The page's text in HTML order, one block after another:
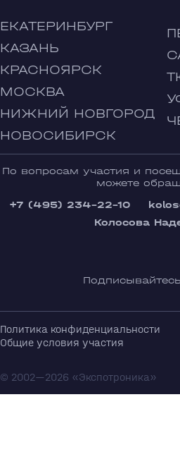
ЕКАТЕРИНБУРГ
КАЗАНЬ
КРАСНОЯРСК
МОСКВА
НИЖНИЙ НОВГОРОД
НОВОСИБИРСК
По вопросам участия и
можете
+7 (495) 234-22-10
Колосова
Политика конфиденциальности
Общие условия участия
© 2002—2026 «Экспотроника»